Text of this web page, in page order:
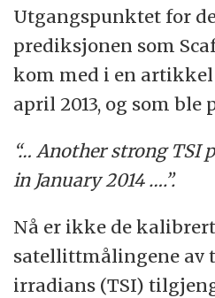
Utgangspunktet for
prediksjonen som
kom med i en
april 2013, og som ble
“… Another strong TSI
in January 2014 ….”.
Nå er ikke de
satellittmålingene av
irradians (TSI)